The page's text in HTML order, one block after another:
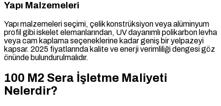
Yapı Malzemeleri
Yapı malzemeleri seçimi, çelik konstrüksiyon veya alüminyum
profil gibi iskelet elemanlarından, UV dayanımlı polikarbon levha
veya cam kaplama seçeneklerine kadar geniş bir yelpazeyi
kapsar. 2025 fiyatlarında kalite ve enerji verimliliği dengesi göz
önünde bulundurulmalıdır.
100 M2 Sera İşletme Maliyeti
Nelerdir?